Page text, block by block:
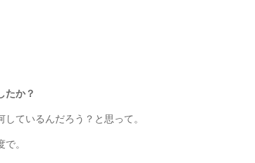
たか？
ているんだろう？と思って。
。